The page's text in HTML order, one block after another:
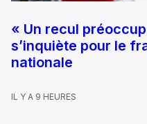
« Un recul
s’inquiète pour le
nationale
IL Y A 9 HEURES